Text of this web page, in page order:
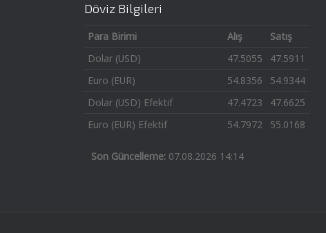
Döviz Bilgileri
Para Birimi Alış
Satış
Dolar (USD)
47.5055
47.5911
Euro (EUR)
54.8356
54.9344
Dolar (USD) Efektif
47.4723
47.6625
Euro (EUR) Efektif
54.7972 55.0168
Son Güncelleme: 07.08.2026 14:14